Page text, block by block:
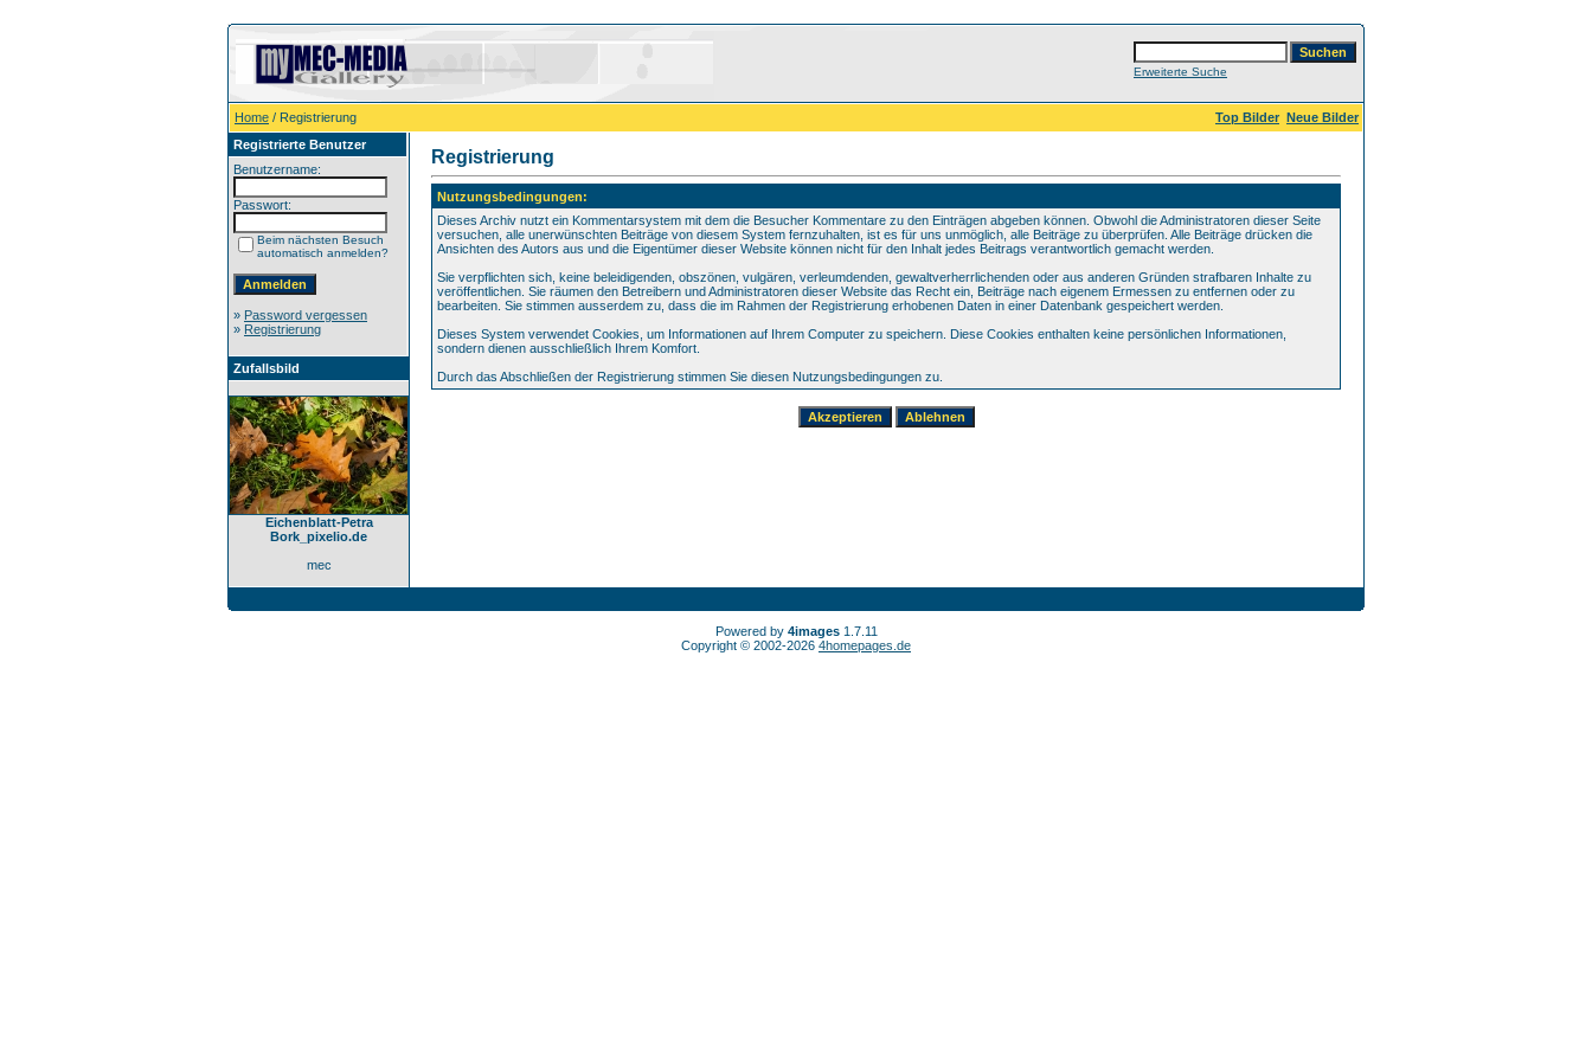
Erweiterte Suche
Home / Registrierung Top Bilder Neue Bilder
Registrierte Benutzer
Benutzername:
Passwort:
Beim nächsten Besuch
automatisch anmelden?
» Password vergessen
» Registrierung
Zufallsbild
Eichenblatt-Petra
Bork_pixelio.de
mec
Registrierung
Nutzungsbedingungen:
Dieses Archiv nutzt ein Kommentarsystem mit dem die Besucher Kommentare zu den Einträgen abgeben können. Obwohl die Administratoren dieser Seite
versuchen, alle unerwünschten Beiträge von diesem System fernzuhalten, ist es für uns unmöglich, alle Beiträge zu überprüfen. Alle Beiträge drücken die
Ansichten des Autors aus und die Eigentümer dieser Website können nicht für den Inhalt jedes Beitrags verantwortlich gemacht werden.
Sie verpflichten sich, keine beleidigenden, obszönen, vulgären, verleumdenden, gewaltverherrlichenden oder aus anderen Gründen strafbaren Inhalte zu
veröffentlichen. Sie räumen den Betreibern und Administratoren dieser Website das Recht ein, Beiträge nach eigenem Ermessen zu entfernen oder zu
bearbeiten. Sie stimmen ausserdem zu, dass die im Rahmen der Registrierung erhobenen Daten in einer Datenbank gespeichert werden.
Dieses System verwendet Cookies, um Informationen auf Ihrem Computer zu speichern. Diese Cookies enthalten keine persönlichen Informationen,
sondern dienen ausschließlich Ihrem Komfort.
Durch das Abschließen der Registrierung stimmen Sie diesen Nutzungsbedingungen zu.
Powered by 4images1.7.11
Copyright © 2002-2026 4homepages.de